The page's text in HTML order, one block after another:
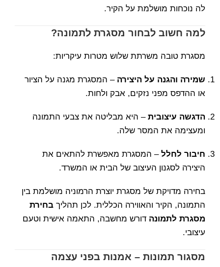
לה נוכחות מושלמת על הקיר.
למה חשוב לבחור מסגרת לתמונה?
מסגרת טובה משרתת שלוש מטרות עיקריות:
שמירה והגנה על היצירה – המסגרת מגנה על הציור
או ההדפס מפני נזקים, אבק ולחות.
הדגשה עיצובית – היא מבליטה את צבעי התמונה
ומעצימה את המסר שלה.
חיבור לחלל – המסגרת מאפשרת להתאים את
היצירה לסגנון העיצוב של הבית או המשרד.
בחירה מדויקת של מסגרת יוצרת הרמוניה מושלמת בין
התמונה, הקיר והאווירה הכללית. לכן תהליך בחירת
מסגרת לתמונה דורש מחשבה, התאמה אישית וטעם
עיצובי.
מסגור תמונות – אמנות בפני עצמה